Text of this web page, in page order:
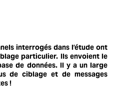
interrogés dans l’étude ont
particulier. Ils envoient le
de données. Il y a un large
de ciblage et de messages
!